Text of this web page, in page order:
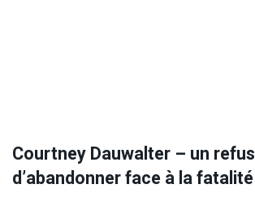
Courtney Dauwalter – un refus
d’abandonner face à la fatalité